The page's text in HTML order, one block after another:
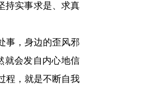
持实事求是、求真
事，身边的歪风邪
就会发自内心地信
程，就是不断自我